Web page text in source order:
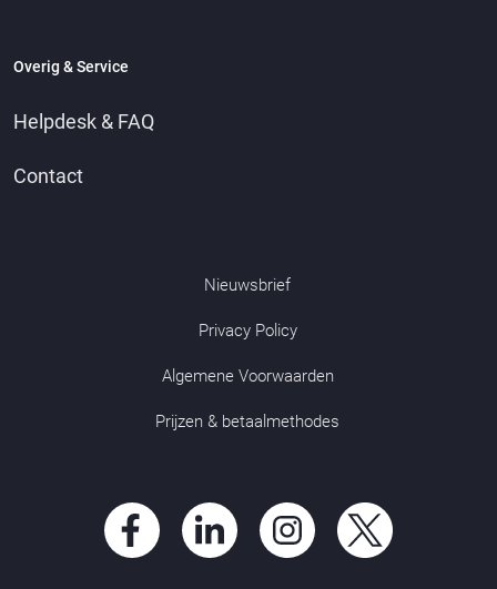
Overig & Service
Helpdesk & FAQ
Contact
Nieuwsbrief
Privacy Policy
Algemene Voorwaarden
Prijzen & betaalmethodes